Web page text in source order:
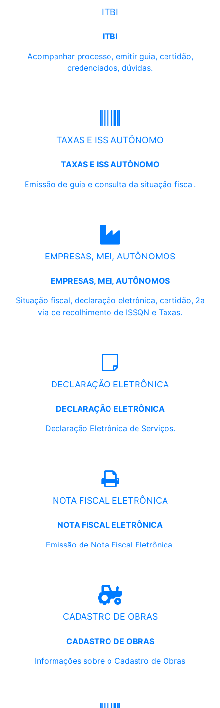
ITBI
ITBI
Acompanhar processo, emitir guia, certidão,
credenciados, dúvidas.
TAXAS E ISS AUTÔNOMO
TAXAS E ISS AUTÔNOMO
Emissão de guia e consulta da situação fiscal.
EMPRESAS, MEI, AUTÔNOMOS
EMPRESAS, MEI, AUTÔNOMOS
Situação fiscal, declaração eletrônica, certidão, 2a
via de recolhimento de ISSQN e Taxas.
DECLARAÇÃO ELETRÔNICA
DECLARAÇÃO ELETRÔNICA
Declaração Eletrônica de Serviços.
NOTA FISCAL ELETRÔNICA
NOTA FISCAL ELETRÔNICA
Emissão de Nota Fiscal Eletrônica.
CADASTRO DE OBRAS
CADASTRO DE OBRAS
Informações sobre o Cadastro de Obras